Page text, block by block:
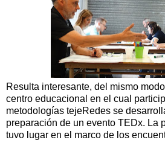
Resulta interesante, del mismo
centro educacional en el cual
metodologías tejeRedes se
preparación de un evento TEDx. La
tuvo lugar en el marco de los